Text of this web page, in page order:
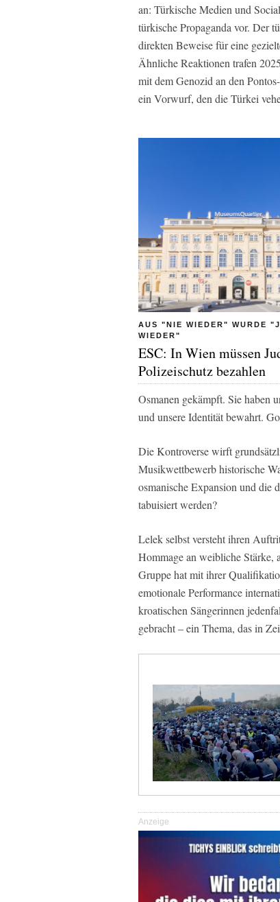
an: Türkische Medien und
türkische Propaganda vor. Der
direkten Beweise für eine
Ähnliche Reaktionen trafen
mit dem Genozid an den
ein Vorwurf, den die Türkei
AUS "NIE WIEDER" WURDE
WIEDER"
ESC: In Wien müssen
Polizeischutz bezahlen
Osmanen gekämpft. Sie haben
und unsere Identität bewahrt.
Die Kontroverse wirft
Musikwettbewerb historische
osmanische Expansion und die
tabuisiert werden?
Lelek selbst versteht ihren
Hommage an weibliche Stärke,
Gruppe hat mit ihrer
emotionale Performance
kroatischen Sängerinnen
gebracht – ein Thema, das in
Anzeige